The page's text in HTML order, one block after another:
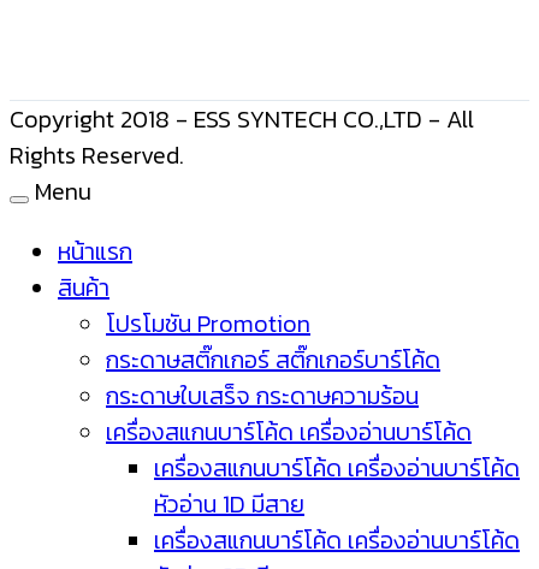
Copyright 2018 - ESS SYNTECH CO.,LTD - All
Rights Reserved.
Menu
หน้าแรก
สินค้า
โปรโมชัน Promotion
กระดาษสติ๊กเกอร์ สติ๊กเกอร์บาร์โค้ด
กระดาษใบเสร็จ กระดาษความร้อน
เครื่องสแกนบาร์โค้ด เครื่องอ่านบาร์โค้ด
เครื่องสแกนบาร์โค้ด เครื่องอ่านบาร์โค้ด
หัวอ่าน 1D มีสาย
เครื่องสแกนบาร์โค้ด เครื่องอ่านบาร์โค้ด